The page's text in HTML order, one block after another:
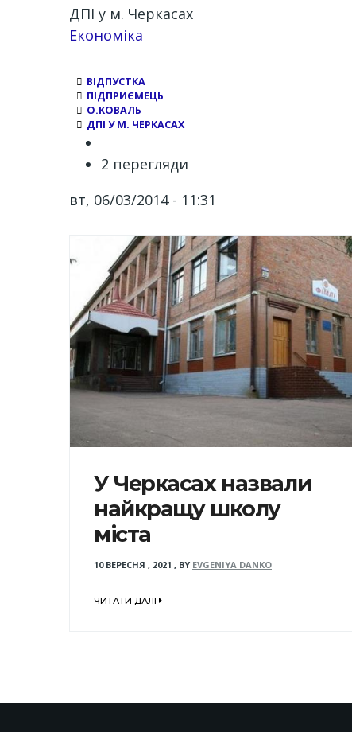
ДПІ у м. Черкасах
Економіка
ВІДПУСТКА
ПІДПРИЄМЕЦЬ
О.КОВАЛЬ
ДПІ У М. ЧЕРКАСАХ
2 перегляди
вт, 06/03/2014 - 11:31
У Черкасах назвали
найкращу школу
міста
10 ВЕРЕСНЯ , 2021 , BY EVGENIYA DANKO
ЧИТАТИ ДАЛІ